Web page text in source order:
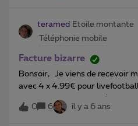
teramed Etoile montante
Téléphonie mobile
Facture bizarre
Bonsoir, Je viens de recevoir ma facture du mois de mai
avec 4 x 4.99€ pour livefootball
10,17 et 24/05/2020 à
31/05/2020 à 12:45:38, je ne
0 6 il y a 6 ans